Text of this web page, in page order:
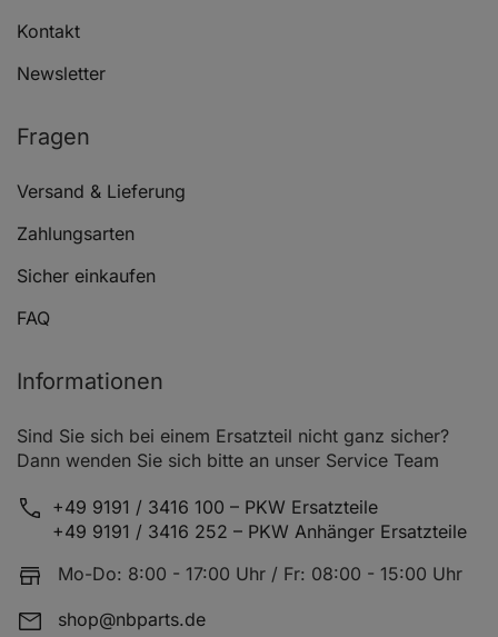
Kontakt
Newsletter
Fragen
Versand & Lieferung
Zahlungsarten
Sicher einkaufen
FAQ
Informationen
Sind Sie sich bei einem Ersatzteil nicht ganz sicher?
Dann wenden Sie sich bitte an unser Service Team
+49 9191 / 3416 100 – PKW Ersatzteile
+49 9191 / 3416 252 – PKW Anhänger Ersatzteile
Mo-Do: 8:00 - 17:00 Uhr / Fr: 08:00 - 15:00 Uhr
shop@nbparts.de